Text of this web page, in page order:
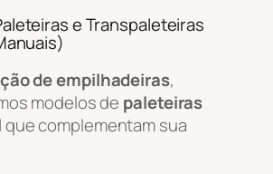
e Transpaleteiras
de empilhadeiras,
modelos de paleteiras
que complementam sua